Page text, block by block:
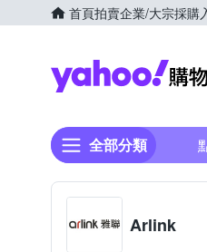
首頁拍賣企業/大宗採購
全部分類
Arlink